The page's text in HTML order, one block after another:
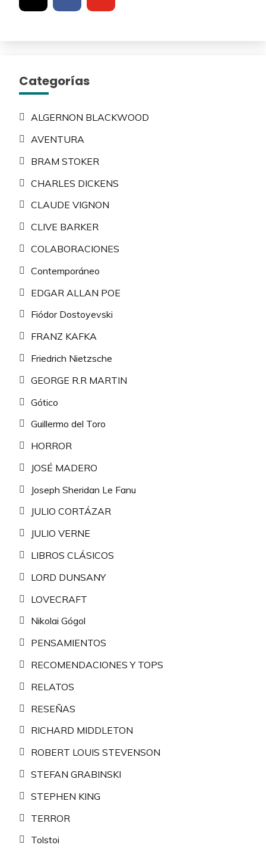
Categorías
ALGERNON BLACKWOOD
AVENTURA
BRAM STOKER
CHARLES DICKENS
CLAUDE VIGNON
CLIVE BARKER
COLABORACIONES
Contemporáneo
EDGAR ALLAN POE
Fiódor Dostoyevski
FRANZ KAFKA
Friedrich Nietzsche
GEORGE R.R MARTIN
Gótico
Guillermo del Toro
HORROR
JOSÉ MADERO
Joseph Sheridan Le Fanu
JULIO CORTÁZAR
JULIO VERNE
LIBROS CLÁSICOS
LORD DUNSANY
LOVECRAFT
Nikolai Gógol
PENSAMIENTOS
RECOMENDACIONES Y TOPS
RELATOS
RESEÑAS
RICHARD MIDDLETON
ROBERT LOUIS STEVENSON
STEFAN GRABINSKI
STEPHEN KING
TERROR
Tolstoi